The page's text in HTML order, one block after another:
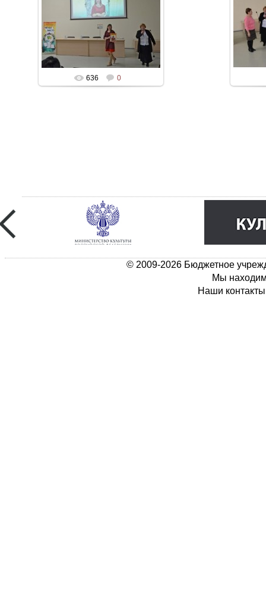
636 0
© 2009-2026 Бюджетное
Мы
Наши